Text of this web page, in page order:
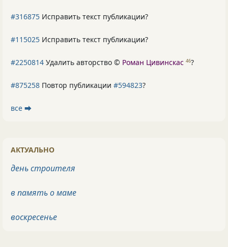
#316875 Исправить текст публикации?
#115025 Исправить текст публикации?
#2250814 Удалить авторство © Роман Цивинскас 46?
#875258 Повтор публикации #594823?
все ⮕
АКТУАЛЬНО
день строителя
в память о маме
воскресенье